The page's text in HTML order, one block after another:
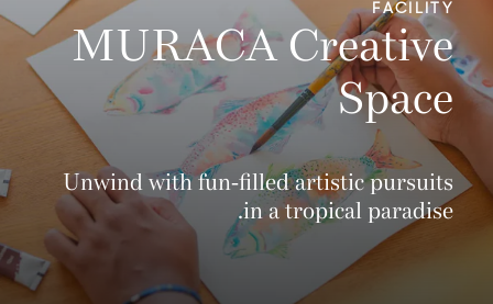
FACILITY
MURACA Creative
Space
Unwind with fun-filled artistic pursuits
in a tropical paradise.